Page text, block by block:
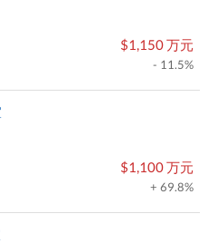
$1,150 万元
- 11.5%
$1,100 万元
+ 69.8%